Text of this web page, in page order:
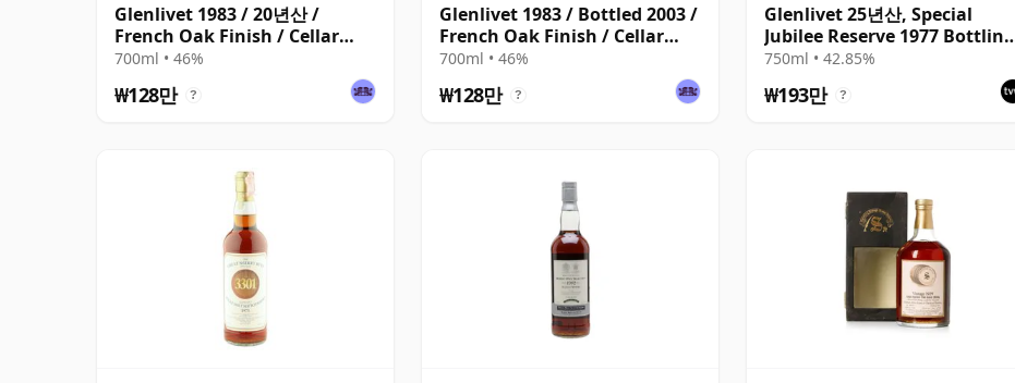
Glenlivet 1983 / 20년산 /
French Oak Finish / Cellar
Collection
700ml • 46%
₩128만 ?
Glenlivet 1983 / Bottled 2003 /
French Oak Finish / Cellar
Collection
700ml • 46%
₩128만 ?
Glenlivet 25년산, Special
Jubilee Reserve 1977 Bottling
with Wooden Case
750ml • 42.85%
₩193만 ?